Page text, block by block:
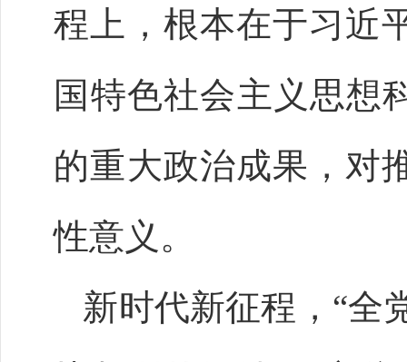
程上，根本在于习近
国特色社会主义思想
的重大政治成果，对
性意义。
新时代新征程，“全